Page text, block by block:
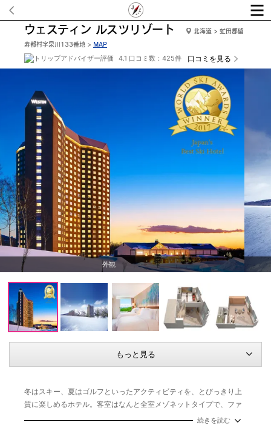
ウェスティン ルスツリゾート 北海道 > 虻田郡留
寿都村字泉川133番地 > MAP
4.1 口コミ数：425件 口コミを見る
外観
もっと見る
冬はスキー、夏はゴルフといったアクティビティを、とびっきり上
質に楽しめるホテル。客室はなんと全室メゾネットタイプで、ファ
ミリーやグループでのステイにも最適。ショップなども充実した館
続きを読む